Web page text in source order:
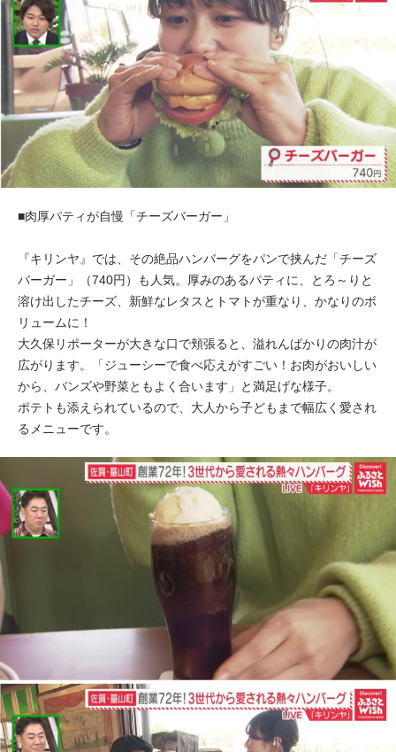
■肉厚パティが自慢「チーズバーガー」
『キリンヤ』では、その絶品ハンバーグをパンで挟んだ「チーズ
バーガー」（740円）も人気。厚みのあるパティに、とろ～りと
溶け出したチーズ、新鮮なレタスとトマトが重なり、かなりのボ
リュームに！
大久保リポーターが大きな口で頬張ると、溢れんばかりの肉汁が
広がります。「ジューシーで食べ応えがすごい！お肉がおいしい
から、バンズや野菜ともよく合います」と満足げな様子。
ポテトも添えられているので、大人から子どもまで幅広く愛され
るメニューです。